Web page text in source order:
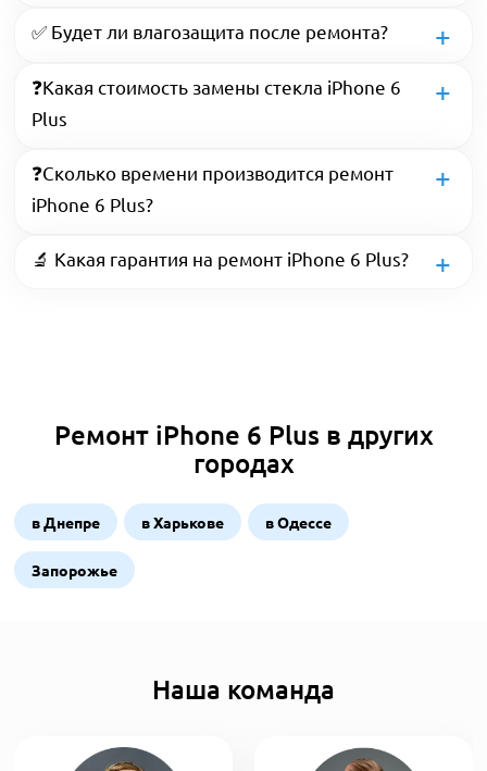
✅ Будет ли влагозащита после ремонта?
❓Какая стоимость замены стекла iPhone 6
Plus
❓Сколько времени производится ремонт
iPhone 6 Plus?
🔬 Какая гарантия на ремонт iPhone 6 Plus?
Ремонт iPhone 6 Plus в других
городах
в Днепре в Харькове в Одессе
Запорожье
Наша команда